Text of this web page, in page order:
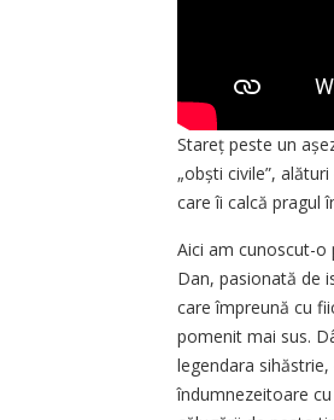
Stareț peste un
„obști civile”,
care îi calcă pragul
Aici am cunoscut-
Dan, pasionată de
care împreună cu
pomenit mai sus.
legendara
îndumnezeitoare